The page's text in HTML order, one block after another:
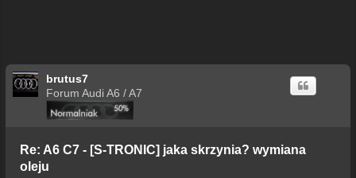
brutus7
Forum Audi A6 / A7
Re: A6 C7 - [S-TRONIC] jaka skrzynia? wymiana
oleju